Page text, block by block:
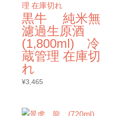
黒牛 純米無
濾過生原酒
(1,800ml) 冷
蔵管理 在庫切
れ
¥3,465